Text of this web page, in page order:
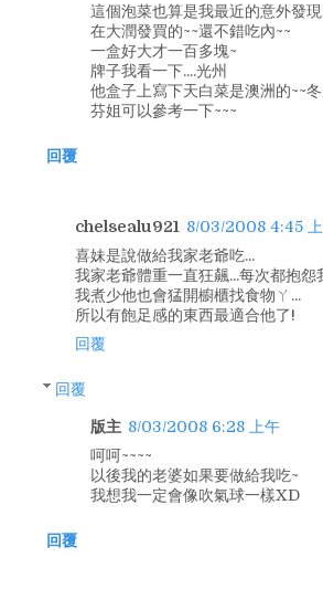
這個泡菜也算是我最近的意外發現
在大潤發買的~~還不錯吃內~~
一盒好大才一百多塊~
牌子我看一下....光州
他盒子上寫下天白菜是澳洲的~~
芬姐可以參考一下~~~
回覆
chelsealu921 8/03/2008 4:45
喜妹是說做給我家老爺吃...
我家老爺體重一直狂飆...每次都抱怨
我煮少他也會猛開櫥櫃找食物ㄚ...
所以有飽足感的東西最適合他了!
回覆
回覆
版主 8/03/2008 6:28 上午
呵呵~~~~
以後我的老婆如果要做給我吃~
我想我一定會像吹氣球一樣XD
回覆